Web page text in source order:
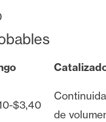
$3,40
de